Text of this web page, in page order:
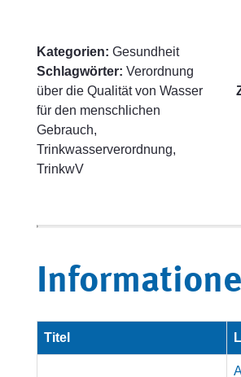
Kategorien: Gesundheit
Schlagwörter: Verordnung
über die Qualität von Wasser
für den menschlichen
Gebrauch,
Trinkwasserverordnung,
TrinkwV
Titel